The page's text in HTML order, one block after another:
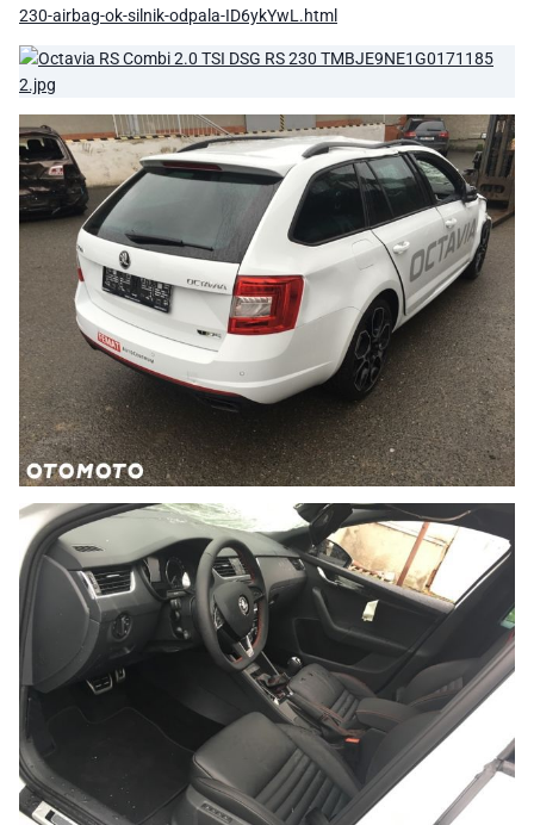
230-airbag-ok-silnik-odpala-ID6ykYwL.html